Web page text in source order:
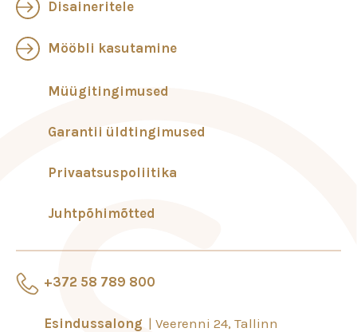
+372 58 789 800
Esindussalong Veerenni 24, Tallinn
Disaineritele
Mööbli kasutamine
Müügitingimused
Garantii üldtingimused
Privaatsuspoliitika
Juhtpõhimõtted